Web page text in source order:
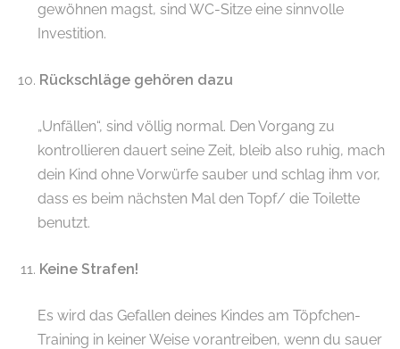
gewöhnen magst, sind WC-Sitze eine sinnvolle
Investition.
Rückschläge gehören dazu
„Unfällen“, sind völlig normal. Den Vorgang zu
kontrollieren dauert seine Zeit, bleib also ruhig, mach
dein Kind ohne Vorwürfe sauber und schlag ihm vor,
dass es beim nächsten Mal den Topf/ die Toilette
benutzt.
Keine Strafen!
Es wird das Gefallen deines Kindes am Töpfchen-
Training in keiner Weise vorantreiben, wenn du sauer